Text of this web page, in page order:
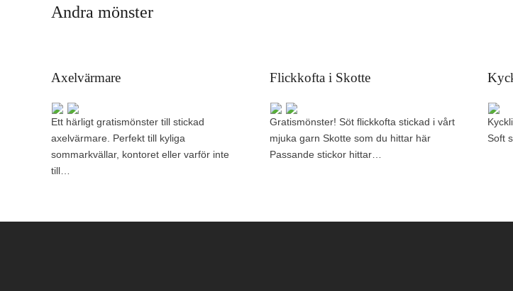
Andra mönster
Axelvärmare
Ett härligt gratismönster till stickad
axelvärmare. Perfekt till kyliga
sommarkvällar, kontoret eller varför inte
till…
Flickkofta i Skotte
Gratismönster! Söt flickkofta stickad i vårt
mjuka garn Skotte som du hittar här
Passande stickor hittar…
Soft